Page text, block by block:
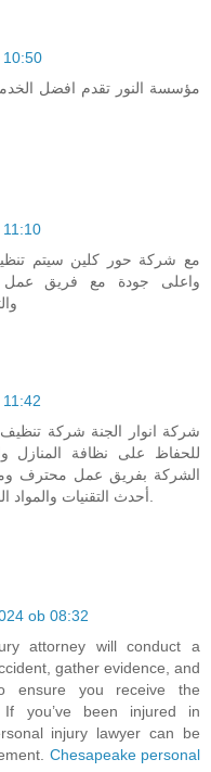
10:50
مؤسسة النور تقدم افضل
مع شركة حور كلين سيتم
واعلى جودة مع فريق عمل
شركة انوار الجنة شركة
للحفاظ على نظافة المنازل
الشركة بفريق عمل محترف
ob 08:32
attorney will conduct a
gather evidence, and
ensure you receive the
If you’ve been injured in
injury lawyer can be
Chesapeake personal